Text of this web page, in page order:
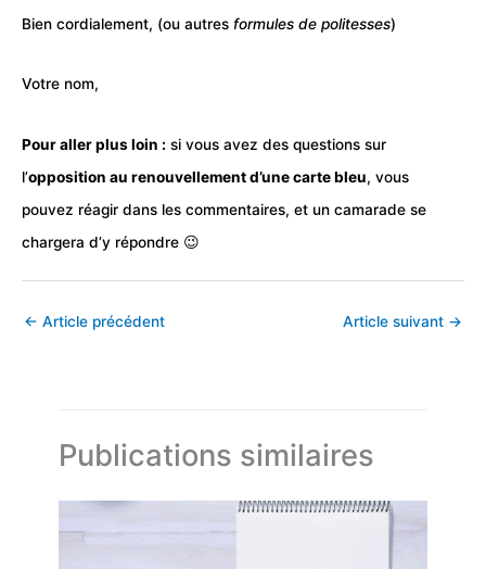
Bien cordialement, (ou autres formules de politesses)
Votre nom,
Pour aller plus loin : si vous avez des questions sur
l’opposition au renouvellement d’une carte bleu, vous
pouvez réagir dans les commentaires, et un camarade se
chargera d’y répondre 😉
← Article précédent Article suivant →
Publications similaires